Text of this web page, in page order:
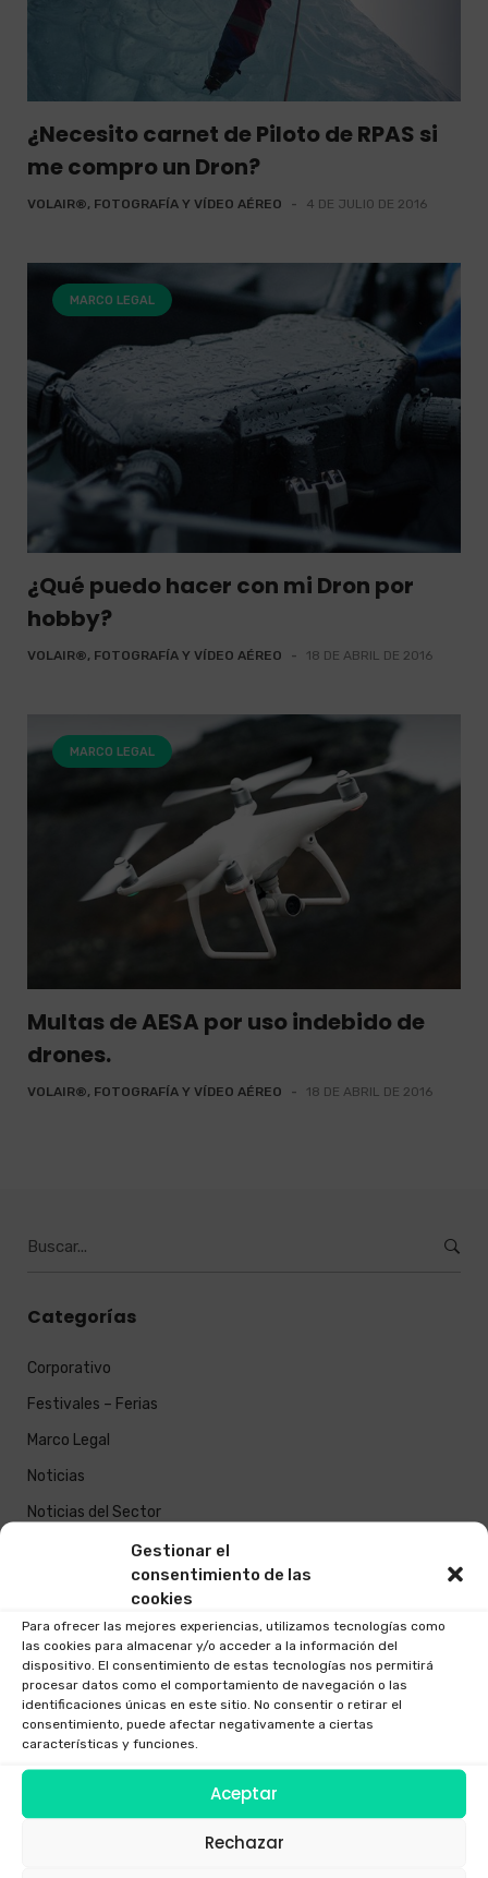
Gestionar el
consentimiento de las
cookies
Para ofrecer las mejores experiencias, utilizamos tecnologías como
las cookies para almacenar y/o acceder a la información del
dispositivo. El consentimiento de estas tecnologías nos permitirá
procesar datos como el comportamiento de navegación o las
identificaciones únicas en este sitio. No consentir o retirar el
consentimiento, puede afectar negativamente a ciertas
características y funciones.
Aceptar
Rechazar
¿Necesito carnet de Piloto de RPAS si
me compro un Dron?
VOLAIR®, FOTOGRAFÍA Y VÍDEO AÉREO - 4 DE JULIO DE 2016
MARCO LEGAL
¿Qué puedo hacer con mi Dron por
hobby?
VOLAIR®, FOTOGRAFÍA Y VÍDEO AÉREO - 18 DE ABRIL DE 2016
MARCO LEGAL
Multas de AESA por uso indebido de
drones.
VOLAIR®, FOTOGRAFÍA Y VÍDEO AÉREO - 18 DE ABRIL DE 2016
Categorías
Corporativo
Festivales – Ferias
Marco Legal
Noticias
Noticias del Sector
Novedades Sector
Entradas recientes
Impacto ambiental positivo del uso de drones en Galicia
¿Dónde se puede volar un dron en Galicia legalmente?
Inspecciones técnicas con drones en Galicia: seguridad,
Cómo operamos drones en zonas urbanas de Galicia
Nuevo Real Decreto 517/2024 Drones